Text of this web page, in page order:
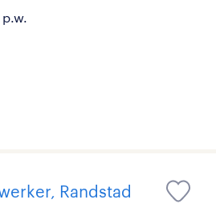
Randstad